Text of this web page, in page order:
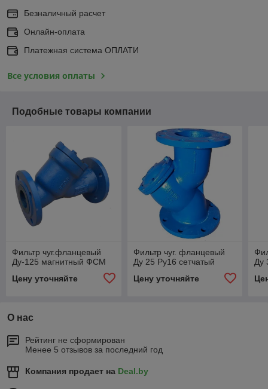
Безналичный расчет
Онлайн-оплата
Платежная система ОПЛАТИ
Все условия оплаты
Подобные товары компании
Фильтр чуг.фланцевый
Ду-125 магнитный ФСМ
Цену уточняйте
Фильтр чуг. фланцевый
Ду 25 Ру16 сетчатый
Цену уточняйте
Ду
О нас
Рейтинг не сформирован
Менее 5 отзывов за последний год
Компания продает на Deal.by